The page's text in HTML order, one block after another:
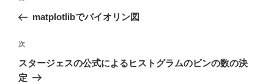
ナ
ビ
ゲ
ー
の
稿
matplotlibでバイオリン図
次
の
投
次
スタージェスの公式によるヒストグラムのビンの数の決
定